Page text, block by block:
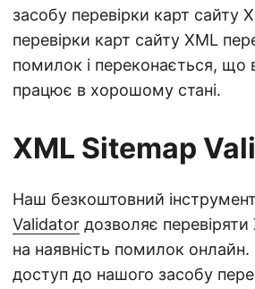
засобу перевірки карт сайту
перевірки карт сайту XML
помилок і переконається, що
працює в хорошому стані.
XML Sitemap
Наш безкоштовний інструмент
Validator дозволяє
на наявність помилок
доступ до нашого засобу